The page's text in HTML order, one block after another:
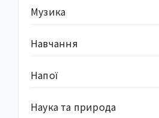
Музика
Навчання
Напої
Наука та природа